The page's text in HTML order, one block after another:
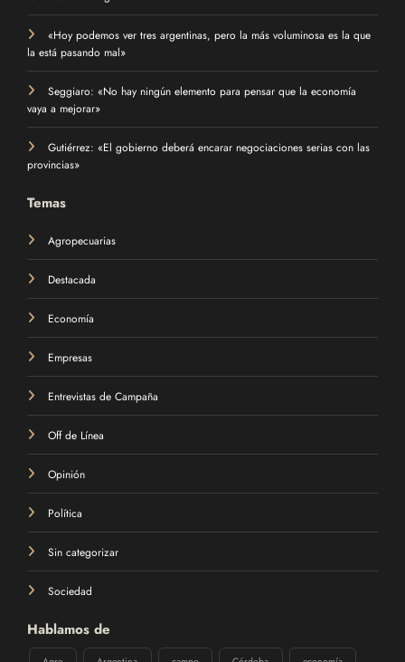
«Hoy podemos ver tres argentinas, pero la más voluminosa es la que
la está pasando mal»
Seggiaro: «No hay ningún elemento para pensar que la economía
vaya a mejorar»
Gutiérrez: «El gobierno deberá encarar negociaciones serias con las
provincias»
Temas
Agropecuarias
Destacada
Economía
Empresas
Entrevistas de Campaña
Off de Línea
Opinión
Política
Sin categorizar
Sociedad
Hablamos de